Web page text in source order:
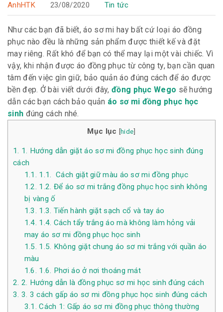
AnhHTK 23/08/2020 Tin tức
Như các bạn đã biết, áo sơ mi hay bất cứ loại áo đồng
phục nào đều là những sản phẩm được thiết kế và đặt
may riêng. Rất khó để bạn có thể may lại một vài chiếc. Vì
vậy, khi nhận được áo đồng phục từ công ty, bạn cần quan
tâm đến việc gìn giữ, bảo quản áo đúng cách để áo được
bền đẹp. Ở bài viết dưới đây, đồng phục Wego sẽ hướng
dẫn các bạn cách bảo quản áo sơ mi đồng phục học
sinh đúng cách nhé.
Mục lục [hide]
1. 1. Hướng dẫn giặt áo sơ mi đồng phục học sinh đúng
cách
1.1. 1.1. Cách giặt giữ màu áo sơ mi đồng phục
1.2. 1.2. Để áo sơ mi trắng đồng phục học sinh không
bị vàng ố
1.3. 1.3. Tiến hành giặt sạch cổ và tay áo
1.4. 1.4. Cách tẩy trắng áo mà không làm hỏng vải
may áo sơ mi đồng phục học sinh
1.5. 1.5. Không giặt chung áo sơ mi trắng với quần áo
màu
1.6. 1.6. Phơi áo ở nơi thoáng mát
2. 2. Hướng dẫn là đồng phục sơ mi học sinh đúng cách
3. 3. 3 cách gấp áo sơ mi đồng phục học sinh đúng cách
3.1. Cách 1: Gấp áo sơ mi đồng phục thông thường